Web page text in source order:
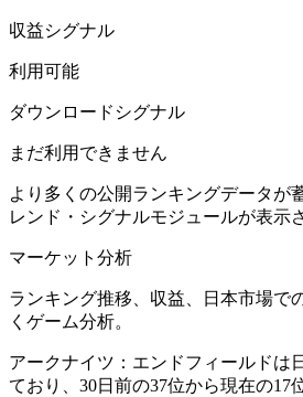
収益シグナル
利用可能
ダウンロードシグナル
まだ利用できません
より多くの公開ランキングデータが
レンド・シグナルモジュールが表示
マーケット分析
ランキング推移、収益、日本市場で
くゲーム分析。
アークナイツ：エンドフィールドは
ており、30日前の37位から現在の17